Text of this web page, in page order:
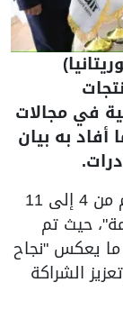
بتوقيع 70 اتفاقية في مجالات
أفاد به بيان
وأوضح ذات المصدر أن المعرض، المنظم من 4 إلى 11
حيث تم
ما يعكس "نجاح
الشراكة